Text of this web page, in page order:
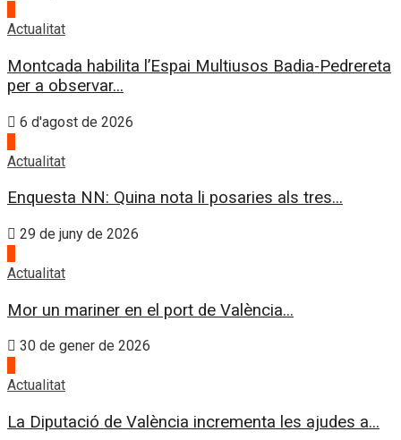
Actualitat
Montcada habilita l’Espai Multiusos Badia-Pedrereta
per a observar...
6 d'agost de 2026
Actualitat
Enquesta NN: Quina nota li posaries als tres...
29 de juny de 2026
Actualitat
Mor un mariner en el port de València...
30 de gener de 2026
Actualitat
La Diputació de València incrementa les ajudes a...